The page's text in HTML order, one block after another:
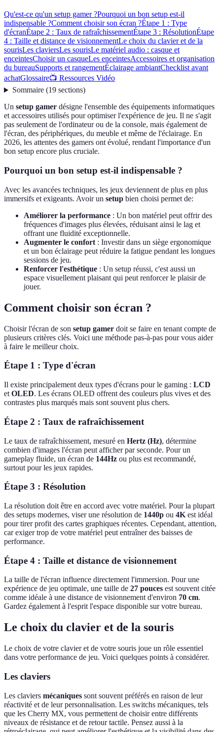
Qu'est-ce qu'un setup gamer ?Pourquoi un bon setup est-il
indispensable ?Comment choisir son écran ?Étape 1 : Type
d'écranÉtape 2 : Taux de rafraîchissementÉtape 3 : RésolutionÉtape
4 : Taille et distance de visionnementLe choix du clavier et de la
sourisLes claviersLes sourisLe matériel audio : casque et
enceintesChoisir un casqueLes enceintesAccessoires et organisation
du bureauSupports et rangementÉclairage ambiantChecklist avant
achatGlossaire📺 Ressources Vidéo
Sommaire(19 sections)
Un setup gamer désigne l'ensemble des équipements informatiques
et accessoires utilisés pour optimiser l'expérience de jeu. Il ne s'agit
pas seulement de l'ordinateur ou de la console, mais également de
l'écran, des périphériques, du meuble et même de l'éclairage. En
2026, les attentes des gamers ont évolué, rendant l'importance d'un
bon setup encore plus cruciale.
Pourquoi un bon setup est-il indispensable ?
Avec les avancées techniques, les jeux deviennent de plus en plus
immersifs et exigeants. Avoir un setup bien choisi permet de:
Améliorer la performance : Un bon matériel peut offrir des
fréquences d'images plus élevées, réduisant ainsi le lag et
offrant une fluidité exceptionnelle.
Augmenter le confort : Investir dans un siège ergonomique
et un bon éclairage peut réduire la fatigue pendant les longues
sessions de jeu.
Renforcer l'esthétique : Un setup réussi, c'est aussi un
espace visuellement plaisant qui peut renforcer le plaisir de
jouer.
Comment choisir son écran ?
Choisir l'écran de son setup gamer doit se faire en tenant compte de
plusieurs critères clés. Voici une méthode pas-à-pas pour vous aider
à faire le meilleur choix.
Étape 1 : Type d'écran
Il existe principalement deux types d'écrans pour le gaming : LCD
et OLED. Les écrans OLED offrent des couleurs plus vives et des
contrastes plus marqués mais sont souvent plus chers.
Étape 2 : Taux de rafraîchissement
Le taux de rafraîchissement, mesuré en Hertz (Hz), détermine
combien d'images l'écran peut afficher par seconde. Pour un
gameplay fluide, un écran de 144Hz ou plus est recommandé,
surtout pour les jeux rapides.
Étape 3 : Résolution
La résolution doit être en accord avec votre matériel. Pour la plupart
des setups modernes, viser une résolution de 1440p ou 4K est idéal
pour tirer profit des cartes graphiques récentes. Cependant, attention,
car exiger trop de votre matériel peut entraîner des baisses de
performance.
Étape 4 : Taille et distance de visionnement
La taille de l'écran influence directement l'immersion. Pour une
expérience de jeu optimale, une taille de 27 pouces est souvent citée
comme idéale à une distance de visionnement d'environ 70 cm.
Gardez également à l'esprit l'espace disponible sur votre bureau.
Le choix du clavier et de la souris
Le choix de votre clavier et de votre souris joue un rôle essentiel
dans votre performance de jeu. Voici quelques points à considérer.
Les claviers
Les claviers mécaniques sont souvent préférés en raison de leur
réactivité et de leur personnalisation. Les switchs mécaniques, tels
que les Cherry MX, vous permettent de choisir entre différents
niveaux de résistance et de retour tactile. Pensez aussi à la